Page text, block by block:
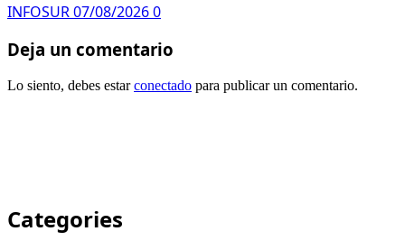
INFOSUR07/08/20260
Deja un comentario
Lo siento, debes estarconectado para publicar un comentario.
Categories